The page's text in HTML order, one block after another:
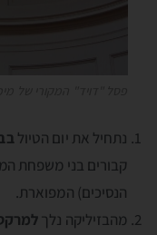
נתחיל את יום הטיול
קבורים בני משפחת
הנסיכים) המפוארת.
מהבזיליקה נלך